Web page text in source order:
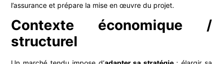
l’assurance et prépare la mise en œuvre du projet.
Contexte économique /
structurel